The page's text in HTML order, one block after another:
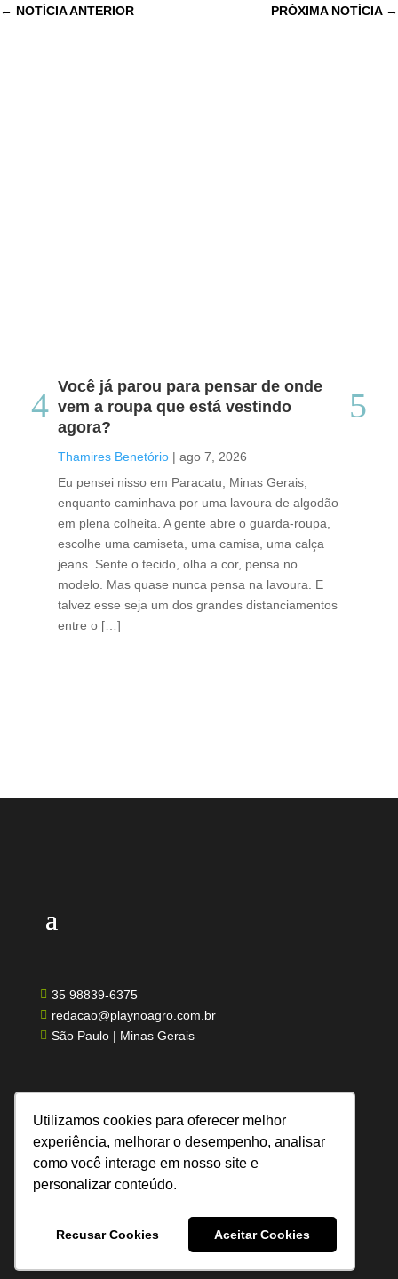
Utilizamos cookies para oferecer melhor
experiência, melhorar o desempenho, analisar
como você interage em nosso site e
personalizar conteúdo.
Recusar Cookies Aceitar Cookies
← NOTÍCIA ANTERIOR PRÓXIMA NOTÍCIA→
Você já parou para pensar de onde
vem a roupa que está vestindo
agora?
Thamires Benetório | ago 7, 2026
Eu pensei nisso em Paracatu, Minas Gerais,
enquanto caminhava por uma lavoura de algodão
em plena colheita. A gente abre o guarda-roupa,
escolhe uma camiseta, uma camisa, uma calça
jeans. Sente o tecido, olha a cor, pensa no
modelo. Mas quase nunca pensa na lavoura. E
talvez esse seja um dos grandes distanciamentos
entre o […]
 35 98839-6375
 redacao@playnoagro.com.br
 São Paulo | Minas Gerais
Todos os direitos reservados | Feito por UN